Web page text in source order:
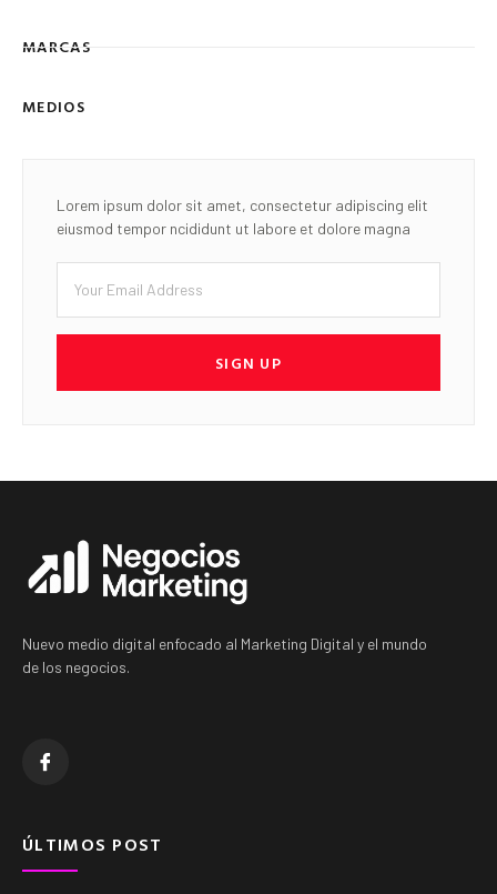
MARCAS
MEDIOS
Lorem ipsum dolor sit amet, consectetur adipiscing elit
eiusmod tempor ncididunt ut labore et dolore magna
SIGN UP
Nuevo medio digital enfocado al Marketing Digital y el mundo
de los negocios.
ÚLTIMOS POST